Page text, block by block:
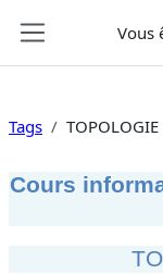
Vous
Tags TOPOLOGIE
Cours